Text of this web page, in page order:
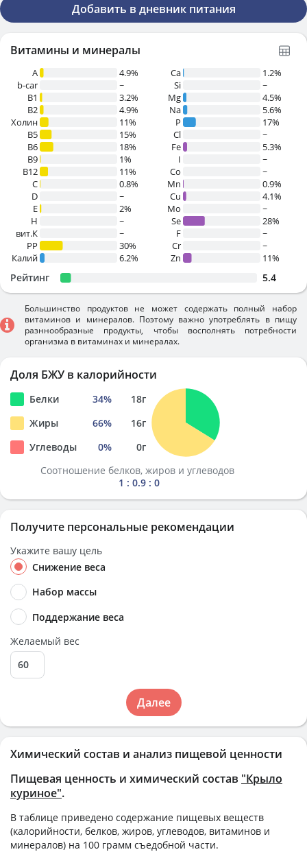
Химический состав и анализ пищевой ценности
Пищевая ценность и химический состав "Крыло
куриное".
В таблице приведено содержание пищевых веществ
(калорийности, белков, жиров, углеводов, витаминов и
минералов) на 100 грамм съедобной части.
Добавить в дневник питания
Витамины и минералы
A
4.9%
b-car
~
В1
3.2%
B2
4.9%
Холин
11%
B5
15%
B6
18%
B9
1%
B12
11%
C
0.8%
D
~
E
2%
H
~
вит.К
~
PP
30%
Калий
6.2%
Ca
1.2%
Si
~
Mg
4.5%
Na
5.6%
P
17%
Cl
~
Fe
5.3%
I
~
Co
~
Mn
0.9%
Cu
4.1%
Mo
~
Se
28%
F
~
Cr
~
Zn
11%
Рейтинг 5.4
Большинство продуктов не может содержать полный набор
витаминов и минералов. Поэтому важно употреблять в пищу
разннообразные продукты, чтобы восполнять потребности
организма в витаминах и минералах.
Доля БЖУ в калорийности
Белки 34% 18г
Жиры
66% 16г
Углеводы
0% 0г
Соотношение белков, жиров и углеводов
1 : 0.9 : 0
Получите персональные рекомендации
Укажите вашу цель
Снижение веса
Набор массы
Поддержание веса
Желаемый вес
Далее